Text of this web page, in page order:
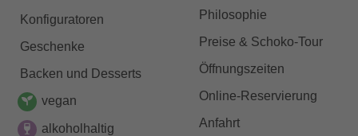
Konfiguratoren
Geschenke
Backen und Desserts
vegan
alkoholhaltig
Philosophie
Preise & Schoko-Tour
Öffnungszeiten
Online-Reservierung
Anfahrt